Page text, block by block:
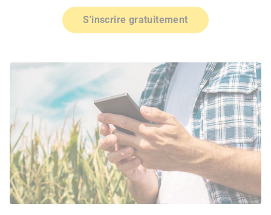
S'inscrire gratuitement